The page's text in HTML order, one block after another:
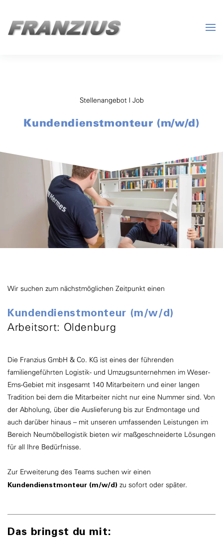
Skip to main content
Stellenangebot | Job
Kundendienstmonteur (m/w/d)
Wir suchen zum nächstmöglichen Zeitpunkt einen
Kundendienstmonteur (m/w/d)
Arbeitsort: Oldenburg
Die Franzius GmbH & Co. KG ist eines der führenden
familiengeführten Logistik- und Umzugsunternehmen im Weser-
Ems-Gebiet mit insgesamt 140 Mitarbeitern und einer langen
Tradition bei dem die Mitarbeiter nicht nur eine Nummer sind. Von
der Abholung, über die Auslieferung bis zur Endmontage und
auch darüber hinaus – mit unseren umfassenden Leistungen im
Bereich Neumöbellogistik bieten wir maßgeschneiderte Lösungen
für all Ihre Bedürfnisse.
Zur Erweiterung des Teams suchen wir einen
Kundendienstmonteur (m/w/d) zu sofort oder später.
Das bringst du mit: